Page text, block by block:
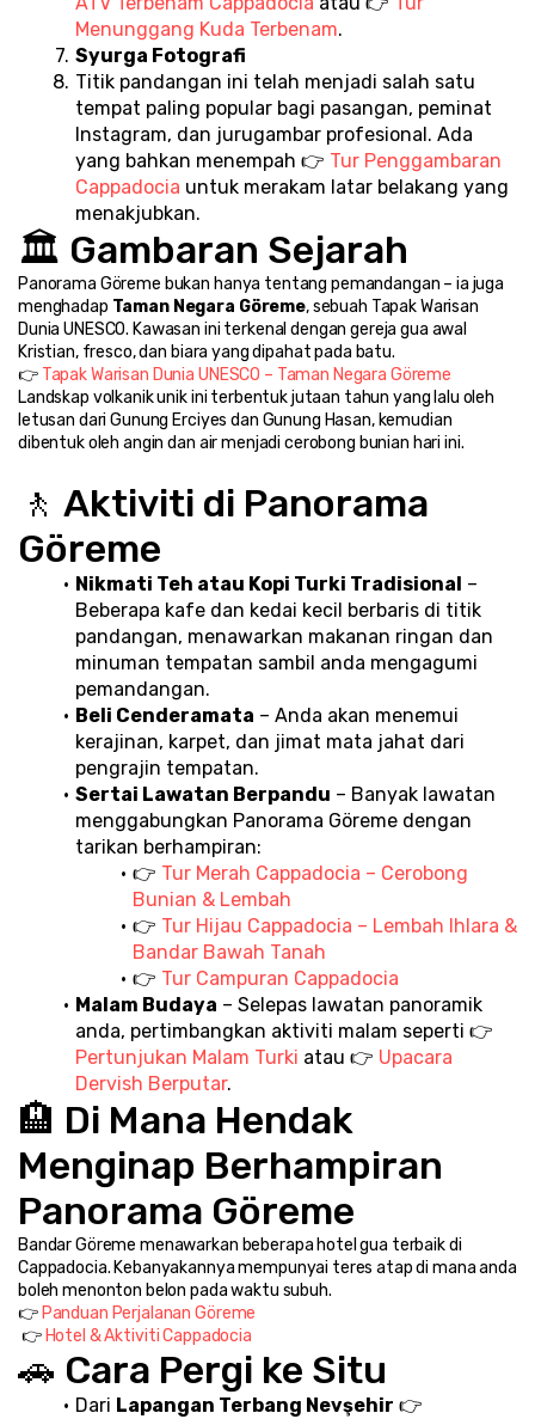
Menunggang Kuda Terbenam.
Syurga Fotografi
Titik pandangan ini telah menjadi salah satu
tempat paling popular bagi pasangan, peminat
Instagram, dan jurugambar profesional. Ada
yang bahkan menempah 👉 Tur Penggambaran
Cappadocia untuk merakam latar belakang yang
menakjubkan.
🏛️ Gambaran Sejarah
Panorama Göreme bukan hanya tentang pemandangan – ia juga
menghadap Taman Negara Göreme, sebuah Tapak Warisan
Dunia UNESCO. Kawasan ini terkenal dengan gereja gua awal
Kristian, fresco, dan biara yang dipahat pada batu.
👉 Tapak Warisan Dunia UNESCO – Taman Negara Göreme
Landskap volkanik unik ini terbentuk jutaan tahun yang lalu oleh
letusan dari Gunung Erciyes dan Gunung Hasan, kemudian
dibentuk oleh angin dan air menjadi cerobong bunian hari ini.
🚶 Aktiviti di Panorama
Göreme
Nikmati Teh atau Kopi Turki Tradisional –
Beberapa kafe dan kedai kecil berbaris di titik
pandangan, menawarkan makanan ringan dan
minuman tempatan sambil anda mengagumi
pemandangan.
Beli Cenderamata – Anda akan menemui
kerajinan, karpet, dan jimat mata jahat dari
pengrajin tempatan.
Sertai Lawatan Berpandu – Banyak lawatan
menggabungkan Panorama Göreme dengan
tarikan berhampiran:
👉 Tur Merah Cappadocia – Cerobong
Bunian & Lembah
👉 Tur Hijau Cappadocia – Lembah Ihlara &
Bandar Bawah Tanah
👉 Tur Campuran Cappadocia
Malam Budaya – Selepas lawatan panoramik
Pertunjukan Malam Turki atau 👉 Upacara
Dervish Berputar.
🏨 Di Mana Hendak
Menginap Berhampiran
Panorama Göreme
Bandar Göreme menawarkan beberapa hotel gua terbaik di
Cappadocia. Kebanyakannya mempunyai teres atap di mana anda
boleh menonton belon pada waktu subuh.
👉 Panduan Perjalanan Göreme
👉 Hotel & Aktiviti Cappadocia
🚗 Cara Pergi ke Situ
Dari Lapangan Terbang Nevşehir